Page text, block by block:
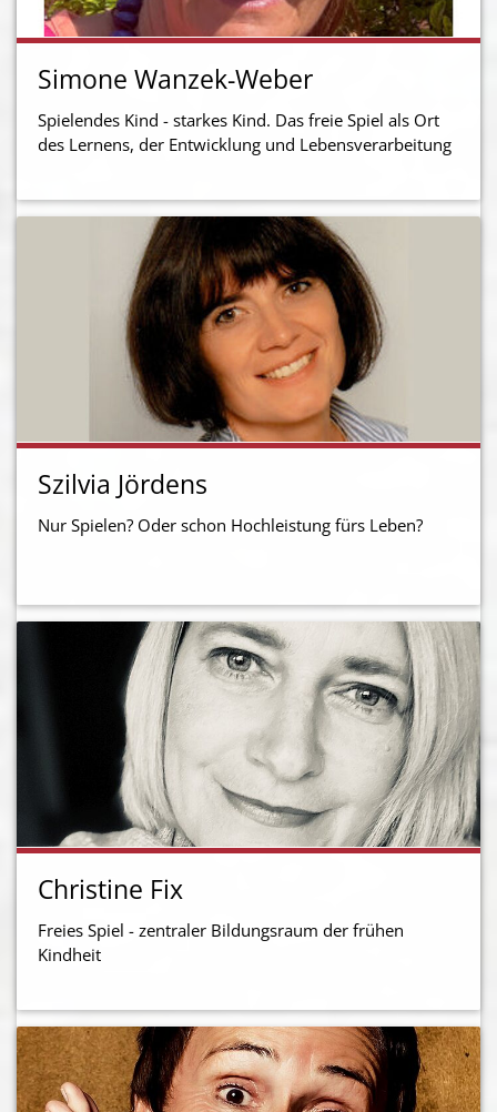
Simone Wanzek-Weber
Spielendes Kind - starkes Kind. Das freie Spiel als Ort
des Lernens, der Entwicklung und Lebensverarbeitung
Szilvia Jördens
Nur Spielen? Oder schon Hochleistung fürs Leben?
Christine Fix
Freies Spiel - zentraler Bildungsraum der frühen
Kindheit